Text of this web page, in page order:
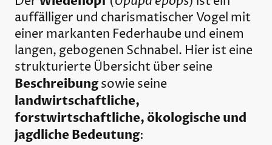
auffälliger und charismatischer Vogel mit
einer markanten Federhaube und einem
langen, gebogenen Schnabel. Hier ist eine
strukturierte Übersicht über seine
Beschreibungsowie seine
landwirtschaftliche,
forstwirtschaftliche, ökologische und
jagdliche Bedeutung: